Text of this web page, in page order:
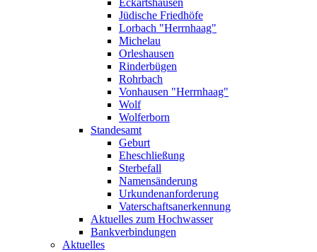
Eckartshausen
Jüdische Friedhöfe
Lorbach "Herrnhaag"
Michelau
Orleshausen
Rinderbügen
Rohrbach
Vonhausen "Herrnhaag"
Wolf
Wolferborn
Standesamt
Geburt
Eheschließung
Sterbefall
Namensänderung
Urkundenanforderung
Vaterschaftsanerkennung
Aktuelles zum Hochwasser
Bankverbindungen
Aktuelles